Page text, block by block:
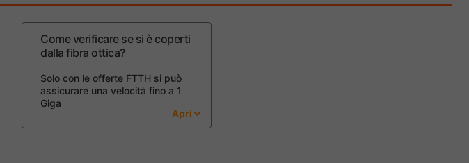
Come verificare se si è coperti
dalla fibra ottica?
Solo con le offerte FTTH si può
assicurare una velocità fino a 1
Giga
Apri